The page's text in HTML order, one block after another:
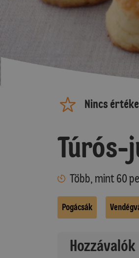
Nincs
Túrós-
Több, mint 60
Pogácsák
Hozzávalók